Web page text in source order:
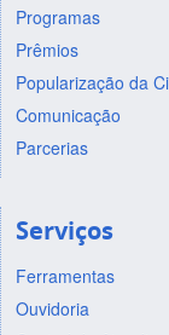
Programas
Prêmios
Popularização da
Comunicação
Parcerias
Serviços
Ferramentas
Ouvidoria